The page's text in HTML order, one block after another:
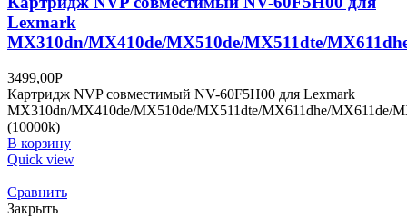
Lexmark
MX310dn/MX410de/MX510de/MX511dte/
3499,00Р
Картридж NVP совместимый NV-60F5H00 для Lexmark
MX310dn/MX410de/MX510de/MX511dte/MX611dhe/MX611de/
(10000k)
В корзину
Quick view
Сравнить
Закрыть